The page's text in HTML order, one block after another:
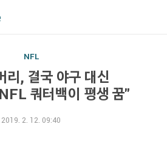
NFL
리, 결국 야구 대신
쿼터백이 평생 꿈"
2019. 2. 12. 09:40